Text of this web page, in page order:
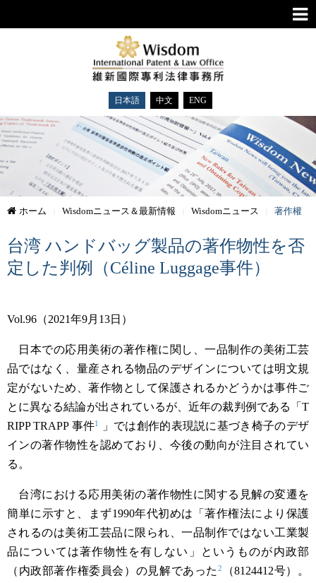
日本語 中文 ENG
ホーム Wisdomニュース＆最新情報 Wisdomニュース 著作權
台湾 ハンドバッグ製品の著作物性を否
定した判例（Céline Luggage事件）
Vol.96（2021年9月13日）
日本での応用美術の著作権に関し、一品制作の美術工芸
品ではなく、量産される物品のデザインについては明文規
定がないため、著作物として保護されるかどうかは事件ご
とに異なる結論が出されているが、近年の裁判例である「T
RIPP TRAPP 事件1
」では創作的表現説に基づき椅子のデザ
インの著作物性を認めており、今後の動向が注目されてい
る。
台湾における応用美術の著作物性に関する見解の変遷を
簡単に示すと、まず1990年代初めは「著作権法により保護
されるのは美術工芸品に限られ、一品制作ではない工業製
品については著作物性を有しない」というものが内政部
（内政部著作権委員会）の見解であった 2
（8124412号）。